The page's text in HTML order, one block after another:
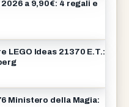
a 9,90€: 4 regali e
LEGO Ideas 21370 E.T.:
Ministero della Magia: